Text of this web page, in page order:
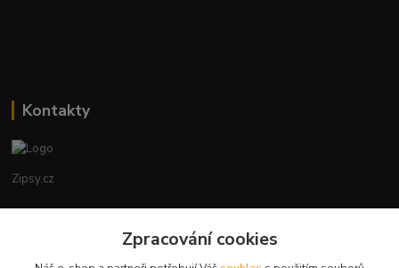
Kontakty
Zipsy.cz
+420774877333
Zpracování cookies